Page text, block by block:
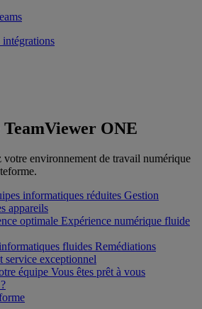
ONE
votre environnement de travail numérique
informatiques réduites Gestion
appareils
optimale Expérience numérique fluide
fluides Remédiations
service exceptionnel
équipe Vous êtes prêt à vous